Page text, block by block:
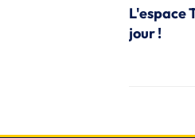
L'espace
jour !